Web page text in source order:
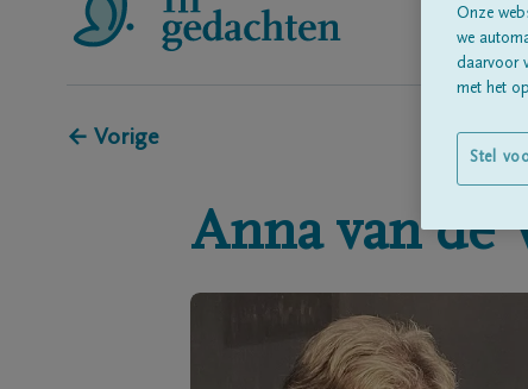
← Vorige
Anna van de
Onze
we
daarvoor
met het
Stel